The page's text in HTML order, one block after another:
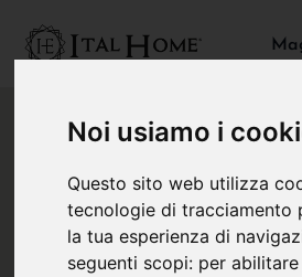
Noi usiamo i
Questo sito web utilizza
tecnologie di tracciamento
la tua esperienza di
seguenti scopi: per